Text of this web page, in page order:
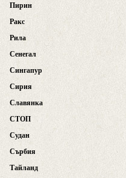
Пирин
Ракс
Рила
Сенегал
Сингапур
Сирия
Славянка
СТОП
Судан
Сърбия
Тайланд